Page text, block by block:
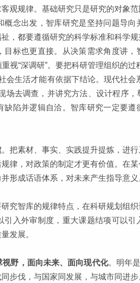
观规律。基础研究只是研究的对象
念出发，智库研究是坚持问题导
，都要遵循研究的科学标准和科学
标也更直接。从决策需求角度讲
视“深调研”。要把科研管理组织的
会生活才能有依据下结论。现代社会
场去调查，并讲究方法、设计程序
陷并逻辑自洽。智库研究一定要遵
。把素材、事实、实践提升提炼，进
律，对政策的制定才更有价值。在
形成话语体系，对未来产生指导意义
研究智库的规律特点，在科研规划组
入外审制度，重大课题结项可以
发展。
野，面向未来、面向现代化。明年
步伐，与国家同发展，与城市同进步